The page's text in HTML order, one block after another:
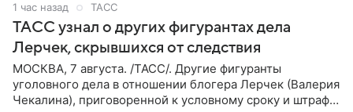
1 час назад ТАСС
ТАСС узнал о других фигурантах дела
Лерчек, скрывшихся от следствия
МОСКВА, 7 августа. /ТАСС/. Другие фигуранты
уголовного дела в отношении блогера Лерчек (Валерия
Чекалина), приговоренной к условному сроку и штрафу,